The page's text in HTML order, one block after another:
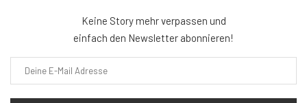
Keine Story mehr verpassen und
einfach den Newsletter abonnieren!